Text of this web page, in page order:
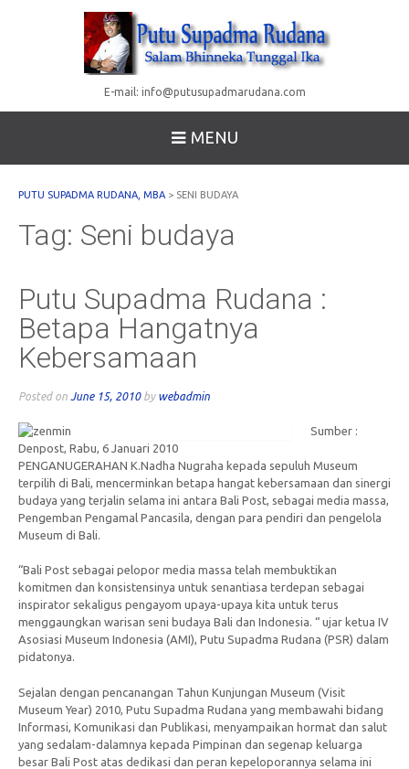
E-mail: info@putusupadmarudana.com
MENU
PUTU SUPADMA RUDANA, MBA > SENI BUDAYA
Tag: Seni budaya
Putu Supadma Rudana :
Betapa Hangatnya
Kebersamaan
Posted on June 15, 2010by webadmin
Sumber :
Denpost, Rabu, 6 Januari 2010
PENGANUGERAHAN K.Nadha Nugraha kepada sepuluh Museum
terpilih di Bali, mencerminkan betapa hangat kebersamaan dan sinergi
budaya yang terjalin selama ini antara Bali Post, sebagai media massa,
Pengemban Pengamal Pancasila, dengan para pendiri dan pengelola
Museum di Bali.
“Bali Post sebagai pelopor media massa telah membuktikan
komitmen dan konsistensinya untuk senantiasa terdepan sebagai
inspirator sekaligus pengayom upaya-upaya kita untuk terus
menggaungkan warisan seni budaya Bali dan Indonesia. “ ujar ketua IV
Asosiasi Museum Indonesia (AMI), Putu Supadma Rudana (PSR) dalam
pidatonya.
Sejalan dengan pencanangan Tahun Kunjungan Museum (Visit
Museum Year) 2010, Putu Supadma Rudana yang membawahi bidang
Informasi, Komunikasi dan Publikasi, menyampaikan hormat dan salut
yang sedalam-dalamnya kepada Pimpinan dan segenap keluarga
besar Bali Post atas dedikasi dan peran kepeloporannya selama ini